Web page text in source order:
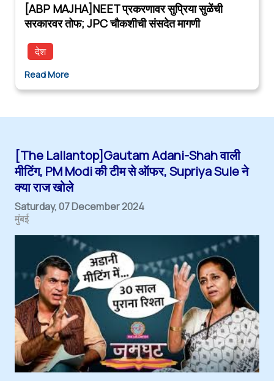
[ABP MAJHA]NEET प्रकरणावर सुप्रिया सुळेंची
सरकारवर तोफ; JPC चौकशीची संसदेत मागणी
देश
Read More
[The Lallantop]Gautam Adani-Shah वाली
मीटिंग, PM Modi की टीम से ऑफर, Supriya Sule ने
क्या राज खोले
Saturday, 07 December 2024
मुंबई